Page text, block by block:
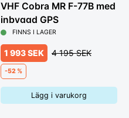
VHF Cobra MR F-77B med
inbyggd GPS
FINNS I LAGER
1 993 SEK 4 195 SEK
-52 %
Lägg i varukorg